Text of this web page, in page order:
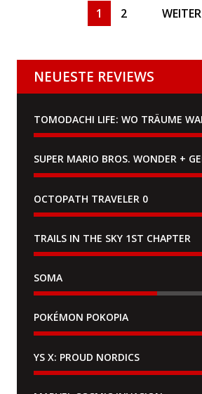
1 2 WEITER
NEUESTE REVIEWS
TOMODACHI LIFE: WO TRÄUME
OCTOPATH TRAVELER 0
TRAILS IN THE SKY 1ST CHAPTER
SOMA
POKÉMON POKOPIA
YS X: PROUD NORDICS